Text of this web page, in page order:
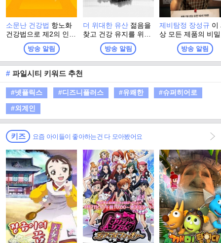
소문난 건강법 항노화
건강법으로 제2의 인생
을 활기차게 시작한 사
람들, 그들이 전하는 나
만의 건강법 이야기
방송 알림
더 위대한 유산 젊음을
찾고 건강 유지를 위해
그들이 찾은 최고의 건
강법! 더 위대한 유산의
정체는? 백세시대, 건
프로젝트 프로그램
방송 알림
제비탐정 장성규 이
상 모든 제품의 비
파헤쳐라! 잠들어
추리력을 깨워, 현
가장 HOT 한 곳들
성규의 ‘비지니스
프로젝트’가 시작된
방송 알림
# 파일시티 키워드 추천
#넷플릭스 #디즈니플러스 #유쾌한
#슈퍼히어로
#외계인
키즈 요즘 아이들이 좋아하는건 다 모아봤어요